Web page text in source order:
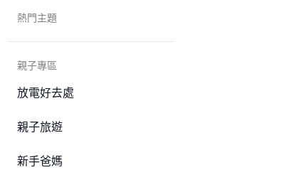
熱門主題
親子專區
放電好去處
親子旅遊
新手爸媽